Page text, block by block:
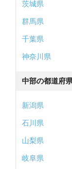
茨城県
群馬県
千葉県
神奈川県
中部の都道府
新潟県
石川県
山梨県
岐阜県